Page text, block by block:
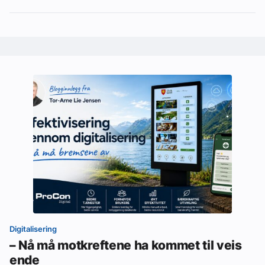
Digitalisering
– Nå må motkreftene ha kommet til veis
ende